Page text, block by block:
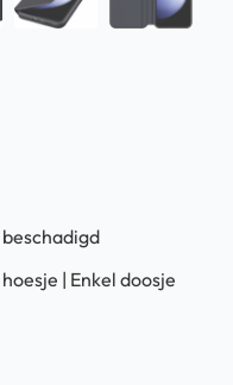
| Enkel doosje